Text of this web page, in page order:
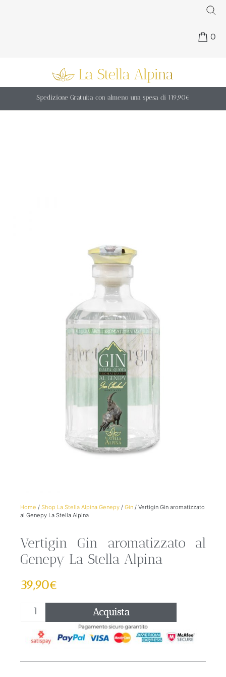
0
Spedizione Gratuita con almeno una spesa di 119,90€
Home / Shop La Stella Alpina Genepy / Gin / Vertigin Gin aromatizzato
al Genepy La Stella Alpina
Vertigin Gin aromatizzato al
Genepy La Stella Alpina
39,90€
Acquista